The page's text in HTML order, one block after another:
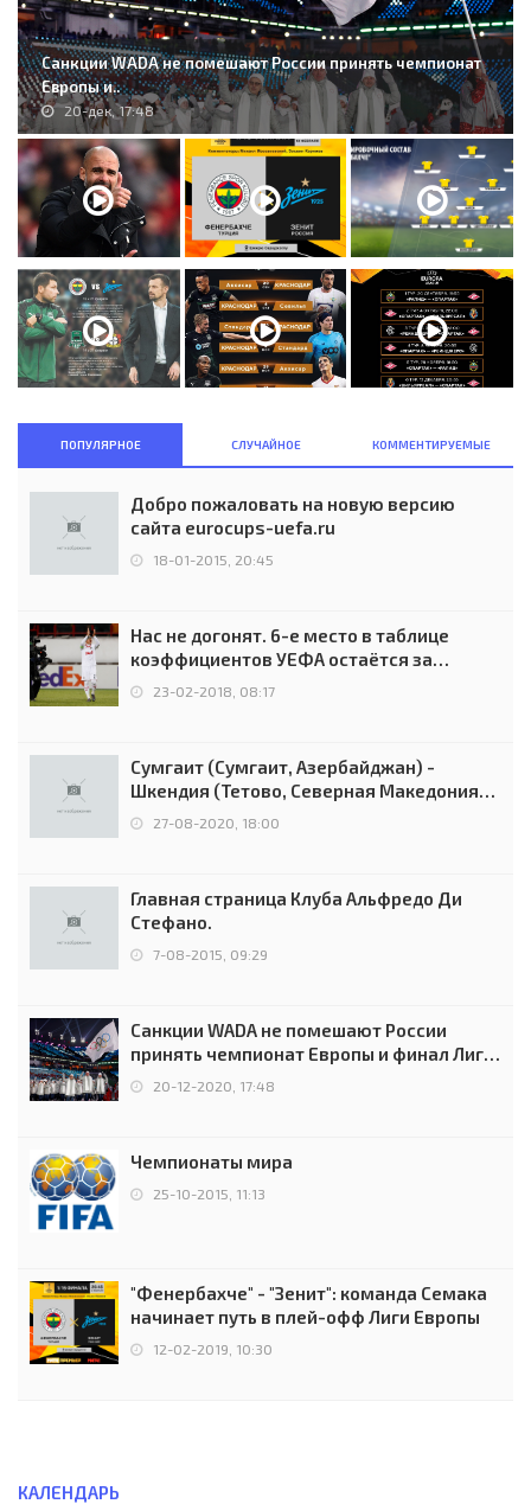
Санкции WADA не помешают России принять чемпионат
Европы и..
20-дек, 17:48
ПОПУЛЯРНОЕ СЛУЧАЙНОЕ КОММЕНТИРУЕМЫЕ
Добро пожаловать на новую версию
сайта eurocups-uefa.ru
18-01-2015, 20:45
Нас не догонят. 6-е место в таблице
коэффициентов УЕФА остаётся за
Россией
23-02-2018, 08:17
Сумгаит (Сумгаит, Азербайджан) -
Шкендия (Тетово, Северная Македония) -
0:2 (0:0)
27-08-2020, 18:00
Главная страница Клуба Альфредо Ди
Стефано.
7-08-2015, 09:29
Санкции WADA не помешают России
принять чемпионат Европы и финал Лиги
чемпионов.
20-12-2020, 17:48
Чемпионаты мира
25-10-2015, 11:13
"Фенербахче" - "Зенит": команда Семака
начинает путь в плей-офф Лиги Европы
12-02-2019, 10:30
КАЛЕНДАРЬ